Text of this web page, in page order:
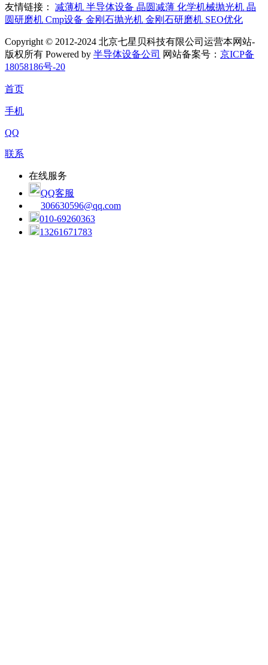
友情链接： 减薄机 半导体设备 晶圆减薄 化学机械抛光机 晶
圆研磨机 Cmp设备 金刚石抛光机 金刚石研磨机 SEO优化
Copyright © 2012-2024 北京七星贝科技有限公司运营本网站-
版权所有 Powered by 半导体设备公司 网站备案号： 京ICP备
18058186号-20
首页
手机
QQ
联系
在线服务
QQ客服
306630596@qq.com
010-69260363
13261671783